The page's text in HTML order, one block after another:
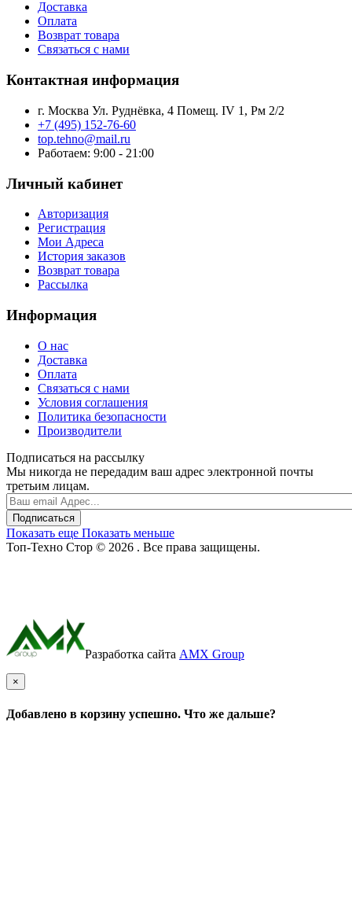
Доставка
Оплата
Возврат товара
Связаться с нами
Контактная информация
г. Москва Ул. Руднёвка, 4 Помещ. IV 1, Рм 2/2
+7 (495) 152-76-60
top.tehno@mail.ru
Работаем: 9:00 - 21:00
Личный кабинет
Авторизация
Регистрация
Мои Адреса
История заказов
Возврат товара
Рассылка
Информация
О нас
Доставка
Оплата
Связаться с нами
Условия соглашения
Политика безопасности
Производители
Подписаться на рассылку
Мы никогда не передадим ваш адрес электронной почты
третьим лицам.
Подписаться
Показать еще Показать меньше
Топ-Техно Стор © 2026 . Все права защищены.
Разработка сайта AMX Group
×
Добавлено в корзину успешно. Что же дальше?